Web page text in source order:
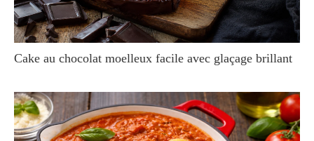
Cake au chocolat moelleux facile avec glaçage brillant